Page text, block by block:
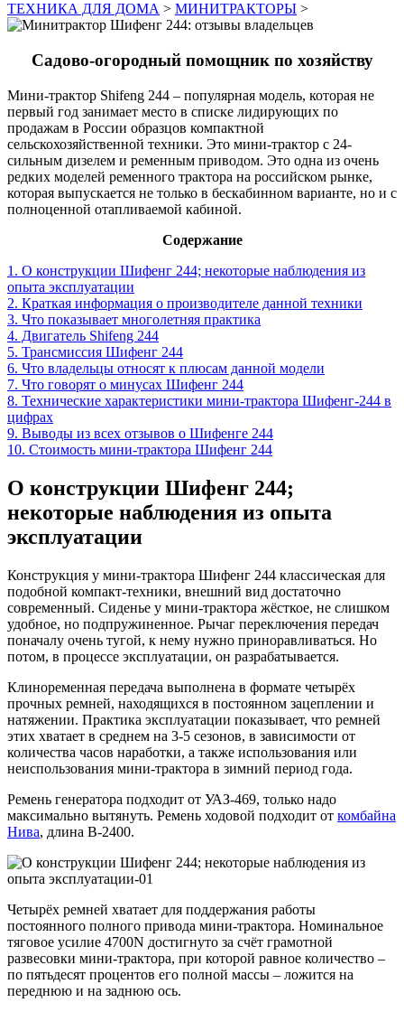
ТЕХНИКА ДЛЯ ДОМА > МИНИТРАКТОРЫ >
Садово-огородный помощник по хозяйству
Мини-трактор Shifeng 244 – популярная модель, которая не
первый год занимает место в списке лидирующих по
продажам в России образцов компактной
сельскохозяйственной техники. Это мини-трактор с 24-
сильным дизелем и ременным приводом. Это одна из очень
редких моделей ременного трактора на российском рынке,
которая выпускается не только в бескабинном варианте, но и с
полноценной отапливаемой кабиной.
Содержание
1. О конструкции Шифенг 244; некоторые наблюдения из
опыта эксплуатации
2. Краткая информация о производителе данной техники
3. Что показывает многолетняя практика
4. Двигатель Shifeng 244
5. Трансмиссия Шифенг 244
6. Что владельцы относят к плюсам данной модели
7. Что говорят о минусах Шифенг 244
8. Технические характеристики мини-трактора Шифенг-244 в
цифрах
9. Выводы из всех отзывов о Шифенге 244
10. Стоимость мини-трактора Шифенг 244
О конструкции Шифенг 244;
некоторые наблюдения из опыта
эксплуатации
Конструкция у мини-трактора Шифенг 244 классическая для
подобной компакт-техники, внешний вид достаточно
современный. Сиденье у мини-трактора жёсткое, не слишком
удобное, но подпружиненное. Рычаг переключения передач
поначалу очень тугой, к нему нужно приноравливаться. Но
потом, в процессе эксплуатации, он разрабатывается.
Клиноременная передача выполнена в формате четырёх
прочных ремней, находящихся в постоянном зацеплении и
натяжении. Практика эксплуатации показывает, что ремней
этих хватает в среднем на 3-5 сезонов, в зависимости от
количества часов наработки, а также использования или
неиспользования мини-трактора в зимний период года.
Ремень генератора подходит от УАЗ-469, только надо
максимально вытянуть. Ремень ходовой подходит от комбайна
Нива, длина В-2400.
Четырёх ремней хватает для поддержания работы
постоянного полного привода мини-трактора. Номинальное
тяговое усилие 4700N достигнуто за счёт грамотной
развесовки мини-трактора, при которой равное количество –
по пятьдесят процентов его полной массы – ложится на
переднюю и на заднюю ось.